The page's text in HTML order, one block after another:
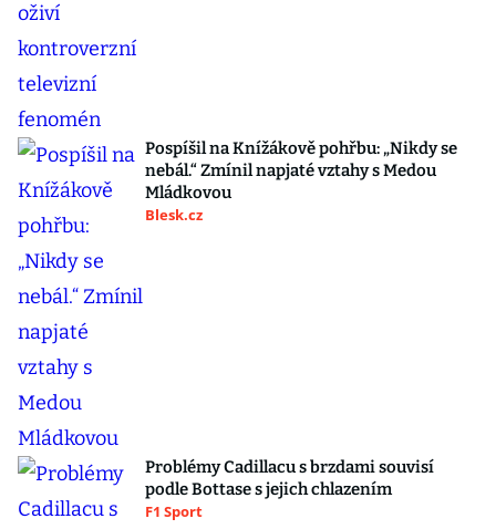
Pospíšil na Knížákově pohřbu: „Nikdy se
nebál.“ Zmínil napjaté vztahy s Medou
Mládkovou
Blesk.cz
Problémy Cadillacu s brzdami souvisí
podle Bottase s jejich chlazením
F1 Sport